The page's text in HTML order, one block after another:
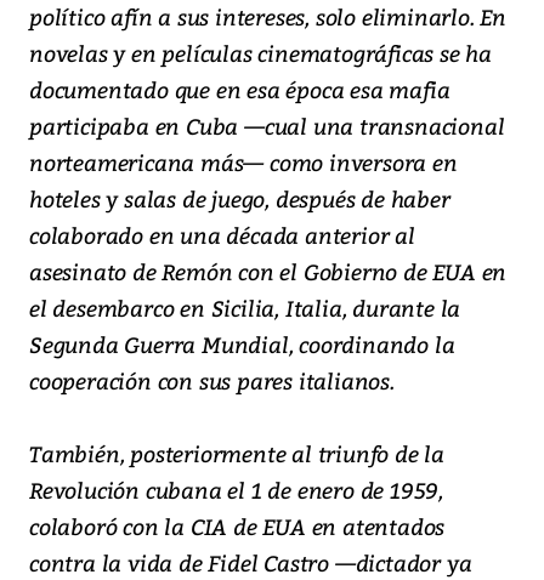
político afín a sus intereses, solo eliminarlo. En
novelas y en películas cinematográficas se ha
documentado que en esa época esa mafia
participaba en Cuba —cual una transnacional
norteamericana más— como inversora en
hoteles y salas de juego, después de haber
colaborado en una década anterior al
asesinato de Remón con el Gobierno de EUA en
el desembarco en Sicilia, Italia, durante la
Segunda Guerra Mundial, coordinando la
cooperación con sus pares italianos.
También, posteriormente al triunfo de la
Revolución cubana el 1 de enero de 1959,
colaboró con la CIA de EUA en atentados
contra la vida de Fidel Castro —dictador ya